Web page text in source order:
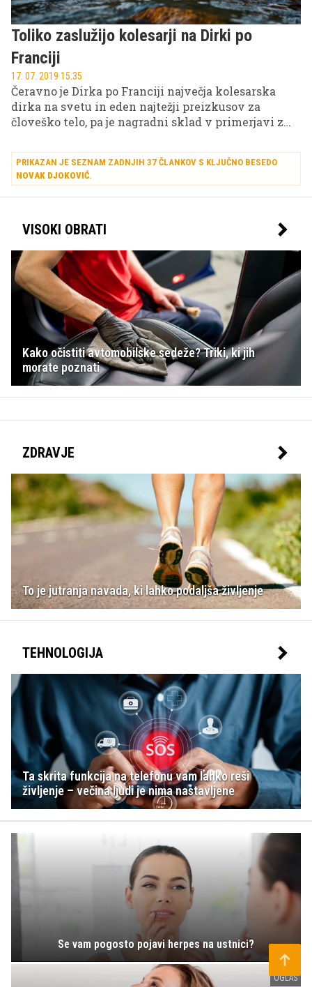
Toliko zaslužijo kolesarji na Dirki po
Franciji
17. 07. 2019 15.35
Čeravno je Dirka po Franciji največja kolesarska
dirka na svetu in eden najtežji preizkusov za
človeško telo, pa je nagradni sklad v primerjavi z
Wimbledon, smešno nizek. Za kako velik razkorak
gre, priča podatek, da bi številni nogometaši
svetovnega kova s svojo mesečno plačo pokrili
letni proračun kolesarske ekipe z WorldTour
PRIKAZAN JE SEZNAM ZADNJIH 37 ČLANKOV S KLJUČNO BESEDO
NOVAK DJOKOVIĆ.
VISOKI OBRATI
Kako očistiti avtomobilske sedeže? Triki, ki jih
morate poznati
ZDRAVJE
To je jutranja navada, ki lahko podaljša življenje
TEHNOLOGIJA
Ta skrita funkcija na telefonu vam lahko reši
življenje – večina ljudi je nima nastavljene
Se vam pogosto pojavi herpes na ustnici?
OGLAS